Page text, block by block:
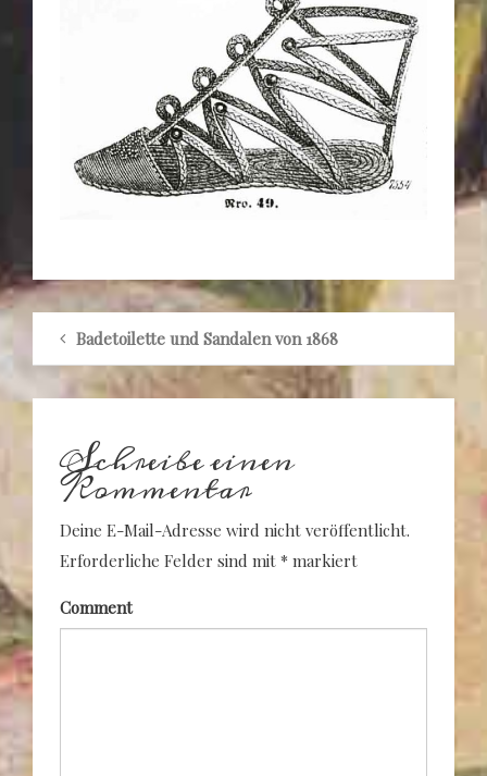
Badetoilette und Sandalen von 1868
Schreibe einen
Kommentar
Deine E-Mail-Adresse wird nicht veröffentlicht.
Erforderliche Felder sind mit * markiert
Comment